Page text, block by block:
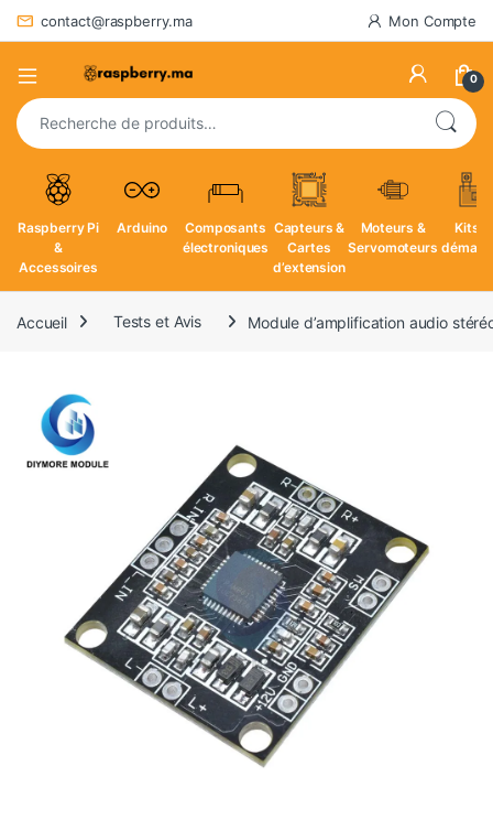
contact@raspberry.ma Mon Compte
0
Recherche pour :
Raspberry Pi
&
Accessoires
Arduino
Composants
électroniques
Capteurs &
Cartes
d’extension
Moteurs &
Servomoteurs
Kits
Accueil Tests et Avis Module d’amplification audio